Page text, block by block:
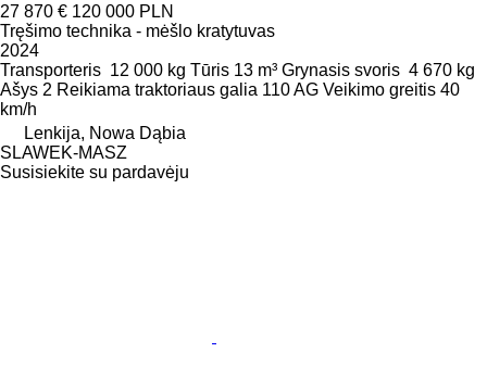
27 870 € 120 000 PLN
Tręšimo technika - mėšlo kratytuvas
2024
Transporteris 12 000 kg Tūris 13 m³ Grynasis svoris 4 670 kg
Ašys 2 Reikiama traktoriaus galia 110 AG Veikimo greitis 40
km/h
Lenkija, Nowa Dąbia
SLAWEK-MASZ
Susisiekite su pardavėju